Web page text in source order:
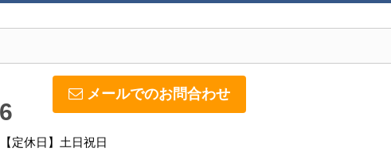
メールでのお問合わせ
定休日】土日祝日